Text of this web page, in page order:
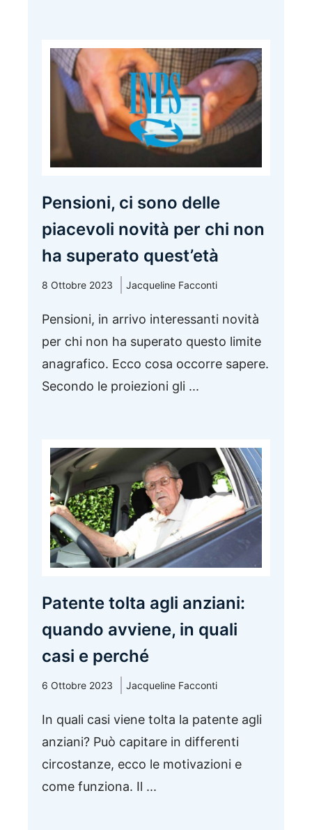
Pensioni, ci sono delle
piacevoli novità per chi non
ha superato quest’età
8 Ottobre 2023 Jacqueline Facconti
Pensioni, in arrivo interessanti novità
per chi non ha superato questo limite
anagrafico. Ecco cosa occorre sapere.
Secondo le proiezioni gli ...
Patente tolta agli anziani:
quando avviene, in quali
casi e perché
6 Ottobre 2023 Jacqueline Facconti
In quali casi viene tolta la patente agli
anziani? Può capitare in differenti
circostanze, ecco le motivazioni e
come funziona. Il ...